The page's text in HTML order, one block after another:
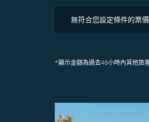
無符合您設定條件的票
*顯示金額為過去48小時內其他旅